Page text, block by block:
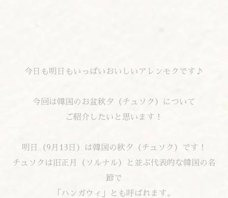
今日も明日もいっぱいおいしいアレンモクです♪
今回は韓国のお盆秋夕（チュソク）について
ご紹介したいと思います！
明日（9月13日）は韓国の秋夕（チュソク）です！
チュソクは旧正月（ソルナル）と並ぶ代表的な韓国の名
節で
「ハンガウィ」とも呼ばれます。